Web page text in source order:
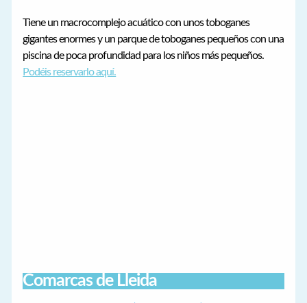
Tiene un macrocomplejo acuático con unos toboganes
gigantes enormes y un parque de toboganes pequeños con una
piscina de poca profundidad para los niños más pequeños.
Podéis reservarlo aquí.
Comarcas de Lleida